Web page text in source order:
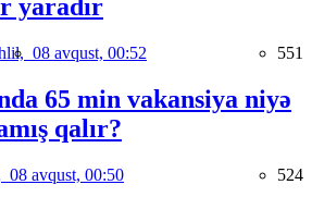
yaradır
08 avqust, 00:52 551
65 min vakansiya niyə
qalır?
08 avqust, 00:50 524